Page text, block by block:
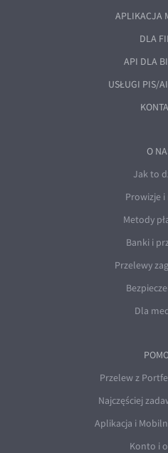
APLIKACJA
DLA
API DLA
USŁUGI PIS/
O
Jak to
Prowizje
Metody
Banki i
Przelewy
Dla
Przelew z
Najczęściej
Aplikacja i
Konto i